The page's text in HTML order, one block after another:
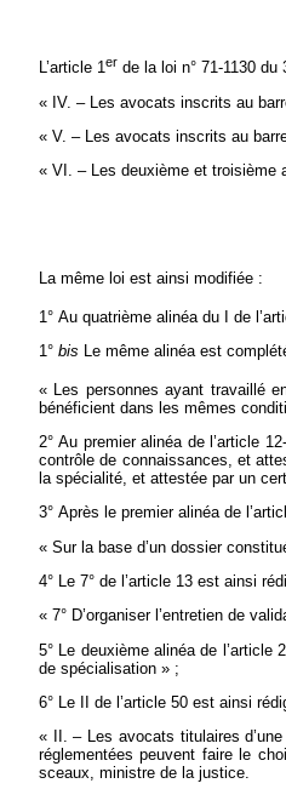
L’article 1er de la loi n° 71-1130
« IV. – Les avocats inscrits au
« V. – Les avocats inscrits au
« VI. – Les deuxième et troisième
La même loi est ainsi modifiée :
1° Au quatrième alinéa du I de
1° bis Le même alinéa est
« Les personnes ayant travaillé
bénéficient dans les mêmes
2° Au premier alinéa de l’article
contrôle de connaissances, et
la spécialité, et attestée par un
3° Après le premier alinéa de
« Sur la base d’un dossier
4° Le 7° de l’article 13 est ainsi
« 7° D’organiser l’entretien de
5° Le deuxième alinéa de
de spécialisation » ;
6° Le II de l’article 50 est ainsi
« II. – Les avocats titulaires
réglementées peuvent faire le
sceaux, ministre de la justice.